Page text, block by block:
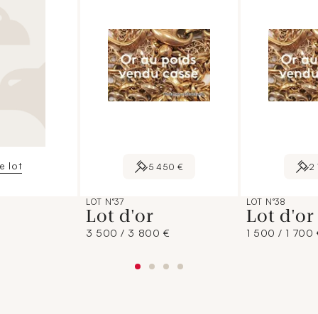
lot 5 450 €
LOT N°37
Lot d'or
3 500 / 3 800 €
2
LOT N°38
Lot d'or
1 500 / 1 700